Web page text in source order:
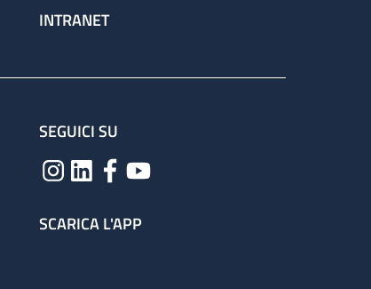
INTRANET
SEGUICI SU
SCARICA L'APP